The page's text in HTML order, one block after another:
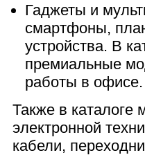
Гаджеты и
смартфоны,
устройства. В
премиальные
работы в офисе.
Также в каталоге
электронной
кабели,